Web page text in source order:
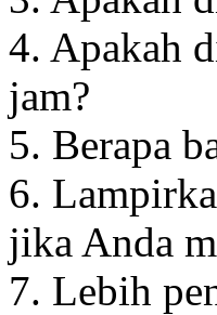
4. Apakah
jam?
5. Berapa
6.
jika Anda
7. Lebih